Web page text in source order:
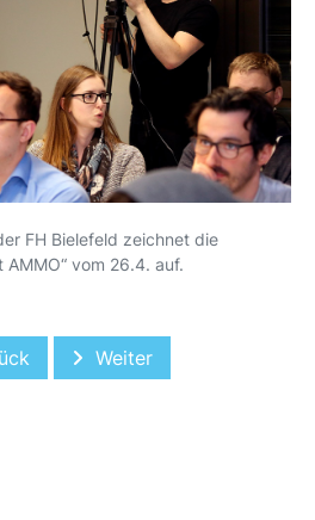
FH Bielefeld zeichnet die
vom 26.4. auf.
Beitrag: SCOR-
Nächster Beitrag:
Weiter